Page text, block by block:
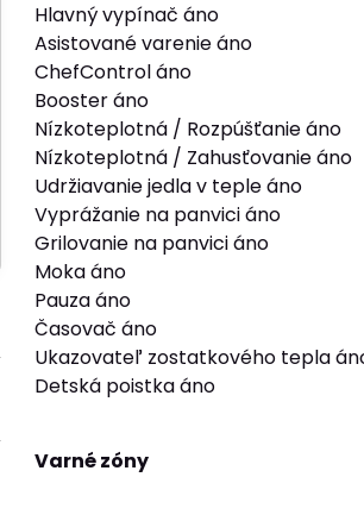
Hlavný vypínač áno
Asistované varenie áno
ChefControl áno
Booster áno
Nízkoteplotná / Rozpúšťanie áno
Nízkoteplotná / Zahusťovanie áno
Udržiavanie jedla v teple áno
Vyprážanie na panvici áno
Grilovanie na panvici áno
Moka áno
Pauza áno
Časovač áno
Ukazovateľ zostatkového tepla
Detská poistka áno
Varné zóny